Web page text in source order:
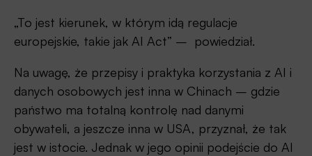
„To jest kierunek, w którym idą regulacje
europejskie, takie jak AI Act” – powiedział.
Na uwagę, że przepisy i praktyka korzystania z AI i
danych osobowych jest inna w Chinach – gdzie
państwo ma totalną kontrolę nad danymi
obywateli, a jeszcze inna w USA, przyznał, że tak
jest w istocie. Jednak w jego opinii podejście do AI